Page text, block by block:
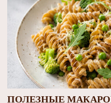
ПОЛЕЗНЫЕ